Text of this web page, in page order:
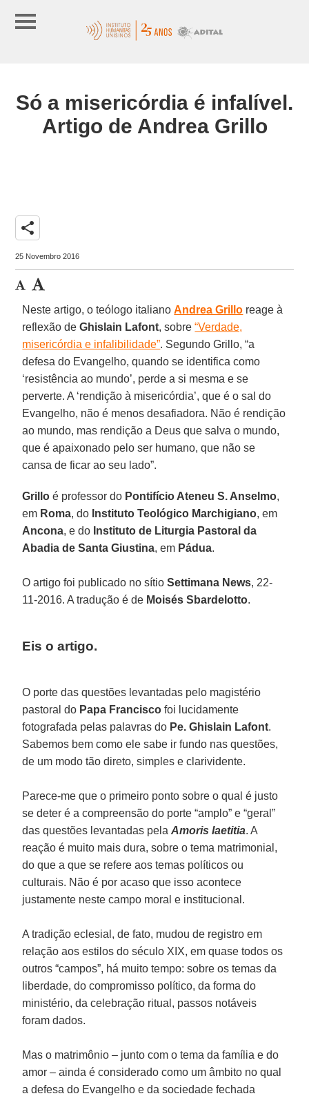
Só a misericórdia é infalível.
Artigo de Andrea Grillo
share
25 Novembro 2016
Neste artigo, o teólogo italianoAndrea Grillo reage à
reflexão deGhislain Lafont, sobre“Verdade,
misericórdia e infalibilidade”. Segundo Grillo, “a
defesa do Evangelho, quando se identifica como
‘resistência ao mundo’, perde a si mesma e se
perverte. A ‘rendição à misericórdia’, que é o sal do
Evangelho, não é menos desafiadora. Não é rendição
ao mundo, mas rendição a Deus que salva o mundo,
que é apaixonado pelo ser humano, que não se
cansa de ficar ao seu lado”.
Grillo é professor do Pontifício Ateneu S. Anselmo,
em Roma, do Instituto Teológico Marchigiano, em
Ancona, e do Instituto de Liturgia Pastoral da
Abadia de Santa Giustina, em Pádua.
O artigo foi publicado no sítioSettimana News, 22-
11-2016. A tradução é de Moisés Sbardelotto.
Eis o artigo.
O porte das questões levantadas pelo magistério
pastoral do Papa Francisco foi lucidamente
fotografada pelas palavras do Pe. Ghislain Lafont.
Sabemos bem como ele sabe ir fundo nas questões,
de um modo tão direto, simples e clarividente.
Parece-me que o primeiro ponto sobre o qual é justo
se deter é a compreensão do porte “amplo” e “geral”
das questões levantadas pelaAmoris laetitia. A
reação é muito mais dura, sobre o tema matrimonial,
do que a que se refere aos temas políticos ou
culturais. Não é por acaso que isso acontece
justamente neste campo moral e institucional.
A tradição eclesial, de fato, mudou de registro em
relação aos estilos do século XIX, em quase todos os
outros “campos”, há muito tempo: sobre os temas da
liberdade, do compromisso político, da forma do
ministério, da celebração ritual, passos notáveis
foram dados.
Mas o matrimônio – junto com o tema da família e do
amor – ainda é considerado como um âmbito no qual
a defesa do Evangelho e da sociedade fechada